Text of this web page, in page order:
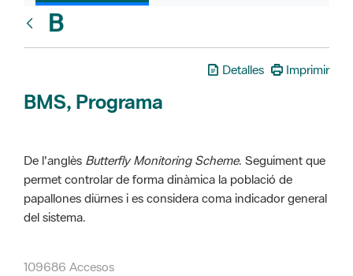
B
Detalles Imprimir
BMS, Programa
De l'anglès Butterfly Monitoring Scheme. Seguiment que
permet controlar de forma dinàmica la població de
papallones diürnes i es considera coma indicador general
del sistema.
109686 Accesos